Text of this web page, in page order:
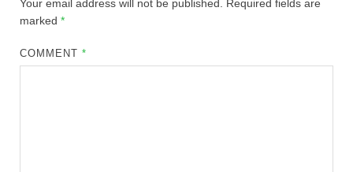
Your email address will not be published.
Required fields are
marked *
COMMENT*